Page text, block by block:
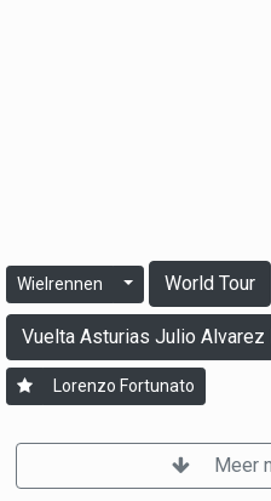
Wielrennen World Tour
Vuelta Asturias Julio Alvarez
Lorenzo Fortunato
Meer